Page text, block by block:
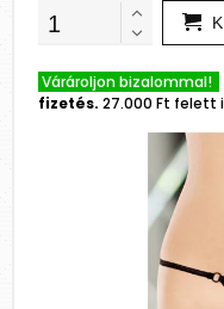
Várároljon bizalommal!
fizetés. 27.000 Ft felett